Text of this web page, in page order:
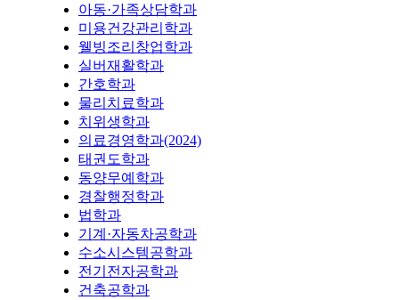
아동·가족상담학과
미용건강관리학과
웰빙조리창업학과
실버재활학과
간호학과
물리치료학과
치위생학과
의료경영학과(2024)
태권도학과
동양무예학과
경찰행정학과
법학과
기계·자동차공학과
수소시스템공학과
전기전자공학과
건축공학과